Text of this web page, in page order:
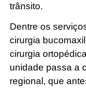
trânsito.
Dentre os
cirurgia
cirurgia
unidade passa a
regional, que